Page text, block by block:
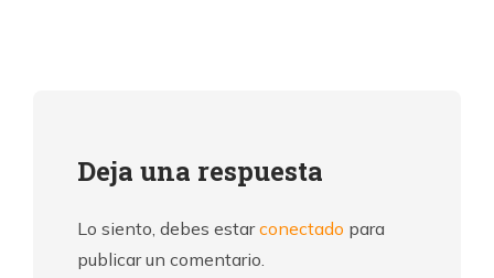
Deja una respuesta
Lo siento, debes estarconectado para
publicar un comentario.